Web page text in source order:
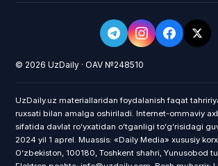
© 2026 UzDaily · OAV №248510
UzDaily.uz materiallaridan foydalanish faqat
ruxsati bilan amalga oshiriladi. Internet-ommaviy
sifatida davlat roʻyxatidan oʻtganligi toʻgʻrisidagi
2024 yil 1 aprel. Muassis: «Daily Media» xususiy
Oʻzbekiston, 100180, Toshkent shahri, Yunusobod